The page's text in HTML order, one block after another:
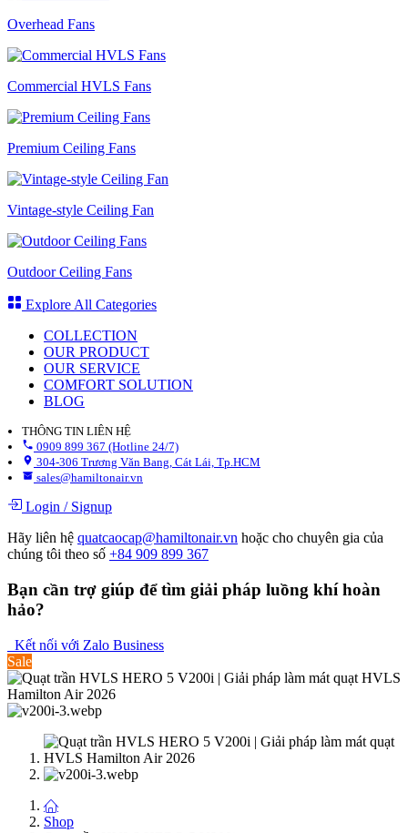
Overhead Fans
Commercial HVLS Fans
Premium Ceiling Fans
Vintage-style Ceiling Fan
Outdoor Ceiling Fans
Explore All Categories
COLLECTION
OUR PRODUCT
OUR SERVICE
COMFORT SOLUTION
BLOG
THÔNG TIN LIÊN HỆ
0909 899 367 (Hotline 24/7)
304-306 Trương Văn Bang, Cát Lái, Tp.HCM
sales@hamiltonair.vn
Login /Signup
Hãy liên hệ quatcaocap@hamiltonair.vn hoặc cho chuyên gia của
chúng tôi theo số +84 909 899 367
Bạn cần trợ giúp để tìm giải pháp luồng khí hoàn
hảo?
Kết nối với Zalo Business
Sale
Shop